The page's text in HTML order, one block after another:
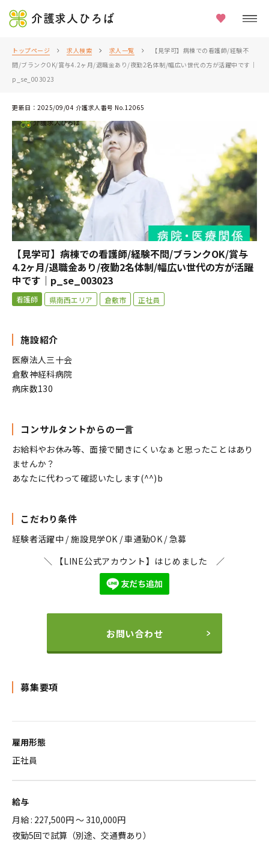
介護求人ひろば
トップページ 求人検索 求人一覧
【見学可】病棟での看護師/経験不
問/ブランクOK/賞与4.2ヶ月/退職金あり/夜勤2名体制/幅広い世代の方が活躍中です｜
p_se_003023
更新日：2025/09/04 介護求人番号 No.12065
【見学可】病棟での看護師/経験不問/ブランクOK/賞与
4.2ヶ月/退職金あり/夜勤2名体制/幅広い世代の方が活躍
中です｜p_se_003023
看護師 県南西エリア 倉敷市 正社員
施設紹介
医療法人三十会
倉敷神経科病院
病床数130
コンサルタントからの一言
お給料やお休み等、面接で聞きにくいなぁと思ったことはあり
ませんか？
あなたに代わって確認いたします(^^)b
こだわり条件
経験者活躍中 / 施設見学OK / 車通勤OK / 急募
＼ 【LINE公式アカウント】はじめました ／
お問い合わせ
募集要項
雇用形態
正社員
給与
月給 : 227,500円 ～ 310,000円
夜勤5回で試算（別途、交通費あり）